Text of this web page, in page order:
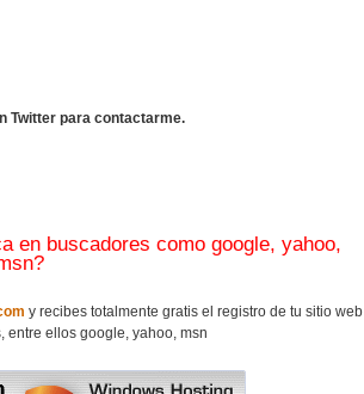
Twitter para contactarme.
en buscadores como google, yahoo,
y recibes totalmente gratis el registro de tu sitio web
entre ellos google, yahoo, msn